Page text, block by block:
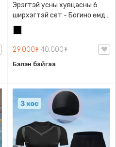
Эрэгтэй усны хувцасны 6
ширхэгтэй сет - Богино өмд,
Малгай, Нүдний шил, Хадгалах
уут, Хамрын хавчаар, Чихний
бөглөөс, XL-4XL, 85%
Суналттай, Хурдан хатдаг,
29,000₮ 40,000₮
Бэлэн байгаа